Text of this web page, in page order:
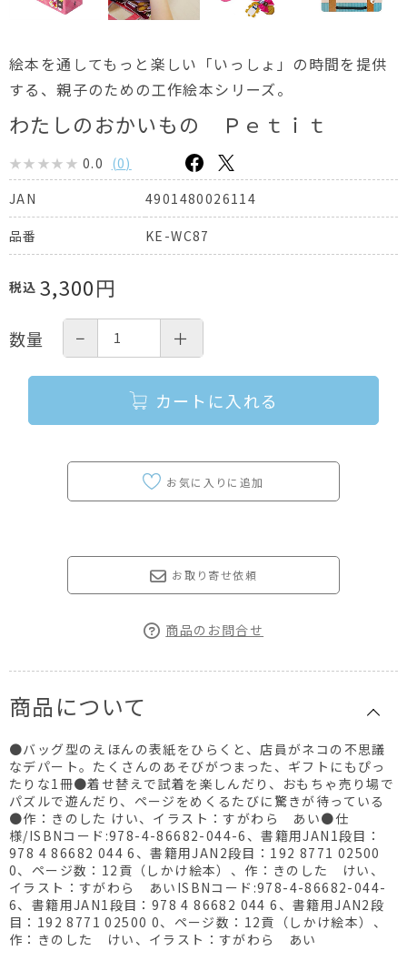
絵本を通してもっと楽しい「いっしょ」の時間を提供
する、親子のための工作絵本シリーズ。
わたしのおかいもの Ｐｅｔｉｔ
0.0 (0)
JAN
4901480026114
品番 KE-WC87
税込 3,300円
数量 − ＋
カートに入れる
お取り寄せ依頼
商品のお問合せ
商品について
●バッグ型のえほんの表紙をひらくと、店員がネコの不思議
なデパート。たくさんのあそびがつまった、ギフトにもぴっ
たりな1冊●着せ替えで試着を楽しんだり、おもちゃ売り場で
パズルで遊んだり、ページをめくるたびに驚きが待っている
●作：きのした けい、イラスト：すがわら あい●仕
様/ISBNコード:978-4-86682-044-6、書籍用JAN1段目：
978 4 86682 044 6、書籍用JAN2段目：192 8771 02500
0、ページ数：12貢（しかけ絵本）、作：きのした けい、
イラスト：すがわら あいISBNコード:978-4-86682-044-
6、書籍用JAN1段目：978 4 86682 044 6、書籍用JAN2段
目：192 8771 02500 0、ページ数：12貢（しかけ絵本）、
作：きのした けい、イラスト：すがわら あい